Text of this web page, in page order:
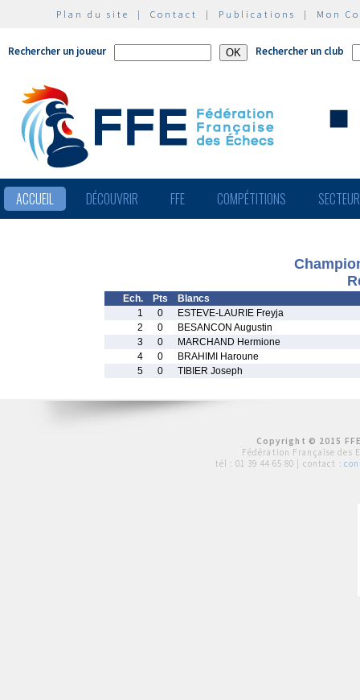
Plan du site | Contact | Publications | Mon
Rechercher un joueur Rechercher un club
ACCUEIL DÉCOUVRIR FFE COMPÉTITIONS
Ech. Pts
Blancs
1
0
ESTEVE-LAURIE Freyja
2
0
BESANCON Augustin
3
0
MARCHAND Hermione
4
0
BRAHIMI Haroune
5
0 TIBIER Joseph
Copyright © 2015
Fédération Française des
tél : 01 39 44 65 80 | contact :